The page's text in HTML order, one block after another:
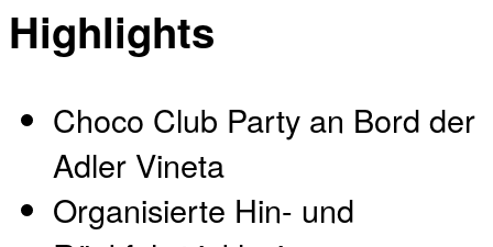
Highlights
Choco Club Party an Bord der
Adler Vineta
Organisierte Hin- und